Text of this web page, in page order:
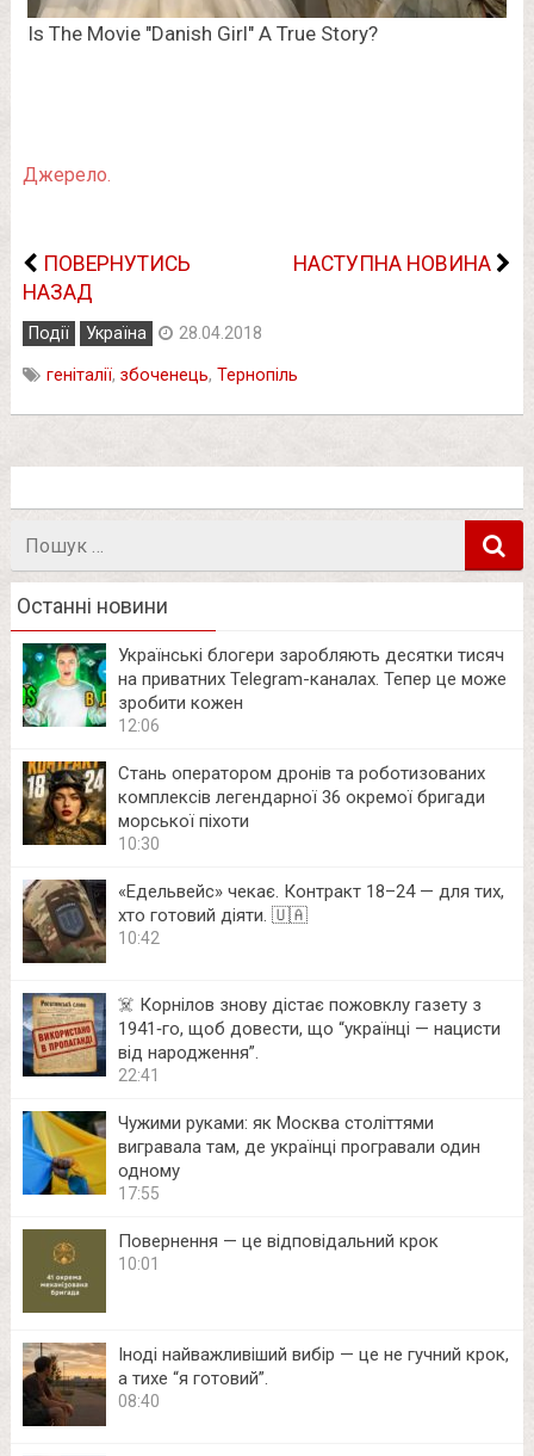
Джерело.
ПОВЕРНУТИСЬ
НАЗАД
НАСТУПНА НОВИНА
Події Україна 28.04.2018
геніталії, збоченець, Тернопіль
Останні новини
Українські блогери заробляють десятки тисяч
на приватних Telegram-каналах. Тепер це може
зробити кожен
12:06
Стань оператором дронів та роботизованих
комплексів легендарної 36 окремої бригади
морської піхоти
10:30
«Едельвейс» чекає. Контракт 18–24 — для тих,
хто готовий діяти. 🇺🇦
10:42
☠️ Корнілов знову дістає пожовклу газету з
1941‑го, щоб довести, що “українці — нацисти
від народження”.
22:41
Чужими руками: як Москва століттями
вигравала там, де українці програвали один
одному
17:55
Повернення — це відповідальний крок
10:01
Іноді найважливіший вибір — це не гучний крок,
а тихе “я готовий”.
08:40